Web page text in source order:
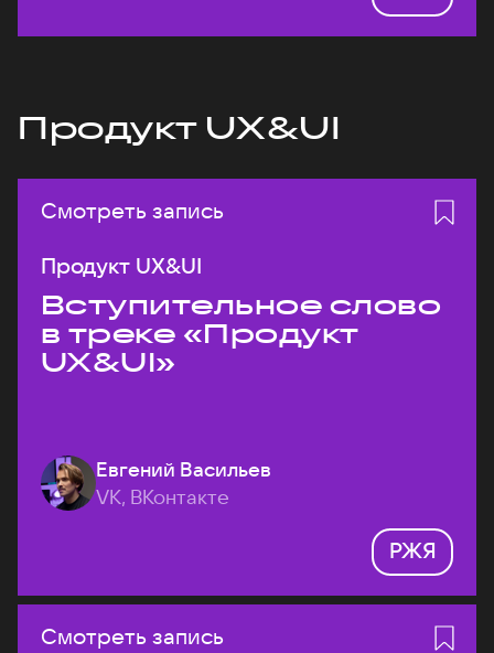
Продукт UX&UI
Смотреть запись
Продукт UX&UI
Вступительное слово
в треке «Продукт
UX&UI»
Евгений Васильев
VK, ВКонтакте
РЖЯ
Смотреть запись